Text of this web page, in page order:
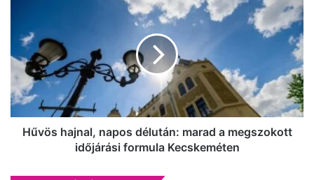
délután:
marad
megszokott
időjárási
formula
Kecskeméten
Hűvös hajnal, napos délután: marad a megszokott
időjárási formula Kecskeméten